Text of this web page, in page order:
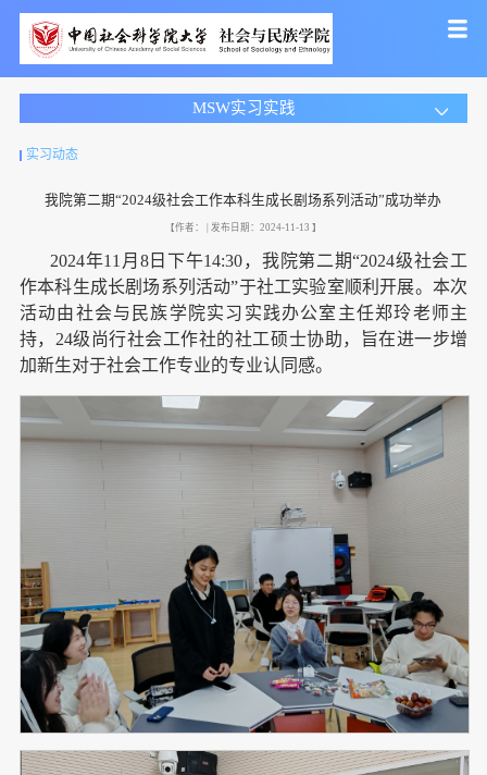
MSW实习实践
实习动态
我院第二期“2024级社会工作本科生成长剧场系列活动”成功举办
【作者： | 发布日期：2024-11-13 】
2024年11月8日下午14:30，我院第二期“2024级社会工
作本科生成长剧场系列活动”于社工实验室顺利开展。本次
活动由社会与民族学院实习实践办公室主任郑玲老师主
持，24级尚行社会工作社的社工硕士协助，旨在进一步增
加新生对于社会工作专业的专业认同感。